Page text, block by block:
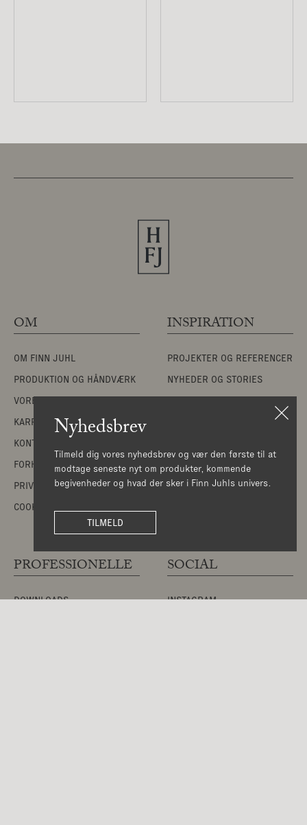
Nyhedsbrev
Tilmeld dig vores nyhedsbrev og vær den første til at
modtage seneste nyt om produkter, kommende
begivenheder og hvad der sker i Finn Juhls univers.
TILMELD
OM
OM FINN JUHL
PRODUKTION OG HÅNDVÆRK
VORES TILGANG
KARRIERE
KONTAKT
FORHANDLERE
PRIVATLIVSPOLITIK
COOKIEINFORMATION
INSPIRATION
PROJEKTER OG REFERENCER
NYHEDER OG STORIES
PROFESSIONELLE
DOWNLOADS
SOCIAL
INSTAGRAM